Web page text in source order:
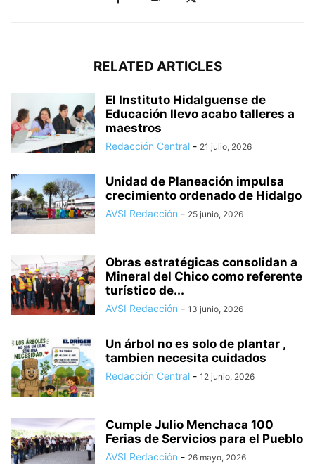
RELATED ARTICLES
El Instituto Hidalguense de
Educación llevo acabo talleres a
maestros
Redacción Central - 21 julio, 2026
Unidad de Planeación impulsa
crecimiento ordenado de Hidalgo
AVSI Redacción - 25 junio, 2026
Obras estratégicas consolidan a
Mineral del Chico como referente
turístico de...
AVSI Redacción - 13 junio, 2026
Un árbol no es solo de plantar ,
tambien necesita cuidados
Redacción Central - 12 junio, 2026
Cumple Julio Menchaca 100
Ferias de Servicios para el Pueblo
AVSI Redacción - 26 mayo, 2026